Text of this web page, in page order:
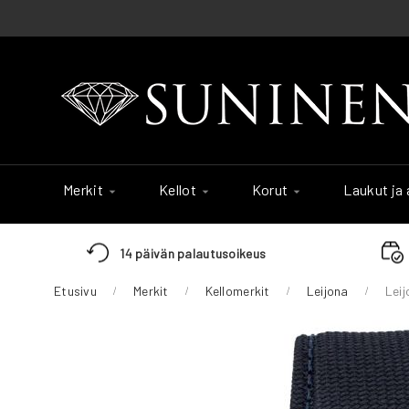
to
Merkit Kellot Korut Laukut ja
14 päivän palautusoikeus
Etusivu Merkit Kellomerkit Leijona